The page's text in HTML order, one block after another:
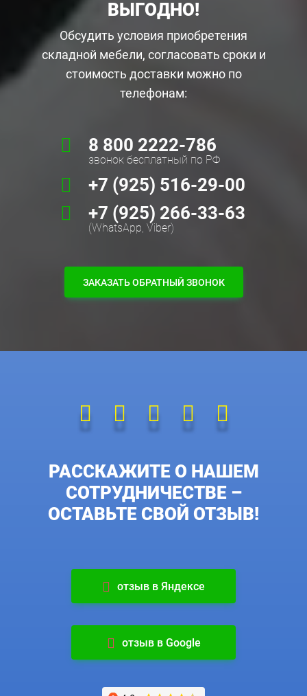
ВЫГОДНО!
Обсудить условия приобретения
складной мебели, согласовать сроки и
стоимость доставки можно по
телефонам:
8 800 2222-786
звонок бесплатный по РФ
+7 (925) 516-29-00
+7 (925) 266-33-63
(WhatsApp, Viber)
ЗАКАЗАТЬ ОБРАТНЫЙ ЗВОНОК
РАССКАЖИТЕ О НАШЕМ
СОТРУДНИЧЕСТВЕ –
ОСТАВЬТЕ СВОЙ ОТЗЫВ!
отзыв в Яндексе
отзыв в Google